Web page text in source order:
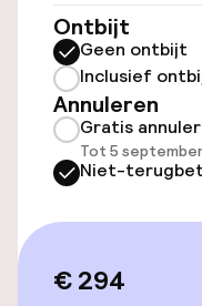
Gratis wifi
Eet- en
Ontbijt
Geen ontbijt
Inclusief
Annuleren
Gratis
Tot 5
Niet-
€ 294